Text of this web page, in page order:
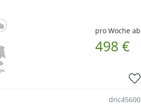
pro Woche ab
498 €
dnc45600